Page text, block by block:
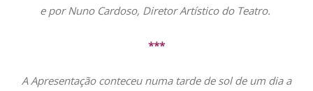
e por Nuno Cardoso, Diretor Artístico do Teatro.
***
A Apresentação conteceu numa tarde de sol de um dia a